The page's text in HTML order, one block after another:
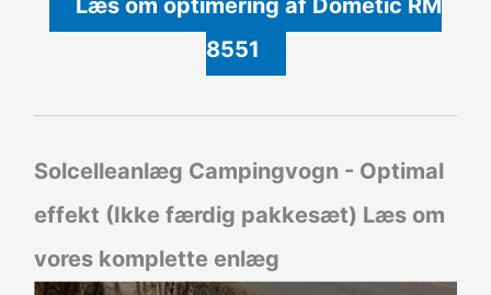
8551
Solcelleanlæg Campingvogn - Optimal
effekt (Ikke færdig pakkesæt) Læs om
vores komplette enlæg